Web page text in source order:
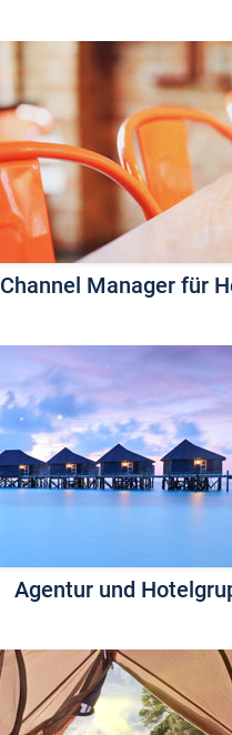
Channel Manager für
Agentur und